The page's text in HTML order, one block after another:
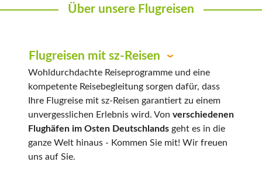
Über unsere Flugreisen
Flugreisen mit sz-Reisen
Wohldurchdachte Reiseprogramme und eine
kompetente Reisebegleitung sorgen dafür, dass
Ihre Flugreise mit sz-Reisen garantiert zu einem
unvergesslichen Erlebnis wird. Von verschiedenen
Flughäfen im Osten Deutschlands geht es in die
ganze Welt hinaus - Kommen Sie mit! Wir freuen
uns auf Sie.